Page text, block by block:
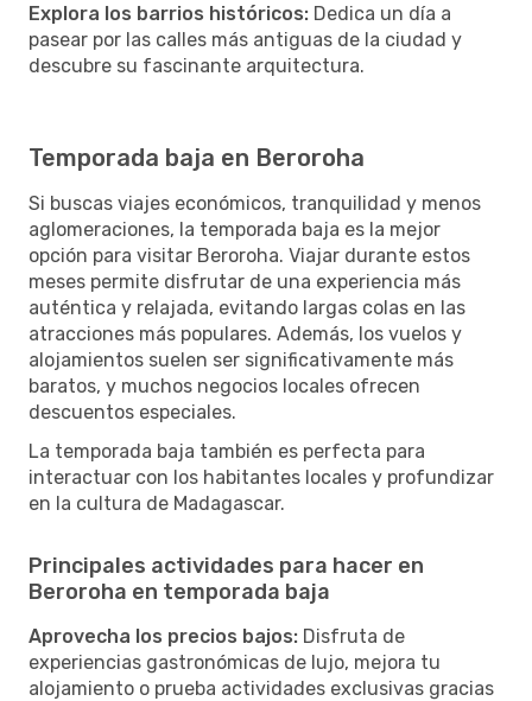
Explora los barrios históricos: Dedica un día a
pasear por las calles más antiguas de la ciudad y
descubre su fascinante arquitectura.
Temporada baja en Beroroha
Si buscas viajes económicos, tranquilidad y menos
aglomeraciones, la temporada baja es la mejor
opción para visitar Beroroha. Viajar durante estos
meses permite disfrutar de una experiencia más
auténtica y relajada, evitando largas colas en las
atracciones más populares. Además, los vuelos y
alojamientos suelen ser significativamente más
baratos, y muchos negocios locales ofrecen
descuentos especiales.
La temporada baja también es perfecta para
interactuar con los habitantes locales y profundizar
en la cultura de Madagascar.
Principales actividades para hacer en
Beroroha en temporada baja
Aprovecha los precios bajos: Disfruta de
experiencias gastronómicas de lujo, mejora tu
alojamiento o prueba actividades exclusivas gracias